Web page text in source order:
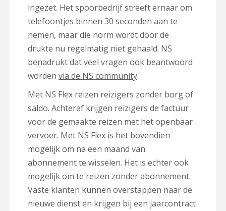
ingezet. Het spoorbedrijf streeft ernaar om
telefoontjes binnen 30 seconden aan te
nemen, maar die norm wordt door de
drukte nu regelmatig niet gehaald. NS
benadrukt dat veel vragen ook beantwoord
worden via de NS community.
Met NS Flex reizen reizigers zonder borg of
saldo. Achteraf krijgen reizigers de factuur
voor de gemaakte reizen met het openbaar
vervoer. Met NS Flex is het bovendien
mogelijk om na een maand van
abonnement te wisselen. Het is echter ook
mogelijk om te reizen zonder abonnement.
Vaste klanten kunnen overstappen naar de
nieuwe dienst en krijgen bij een jaarcontract